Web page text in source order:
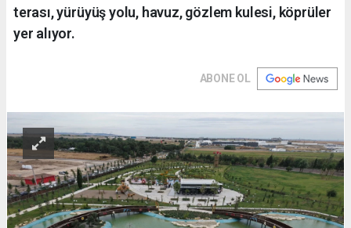
terası, yürüyüş yolu, havuz, gözlem kulesi, köprüler
yer alıyor.
ABONE OL